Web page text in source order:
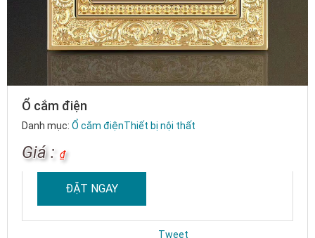
Ổ cắm điện
Danh mục: Ổ cắm điệnThiết bị nội thất
Giá : ₫
ĐẶT NGAY
Tweet